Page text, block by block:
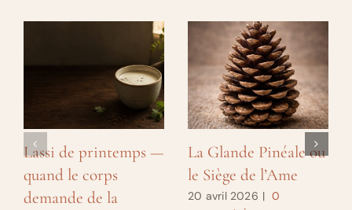
Lassi de printemps —
quand le corps
demande de la
La Glande Pinéale ou
le Siège de l’Ame
20 avril 2026 | 0